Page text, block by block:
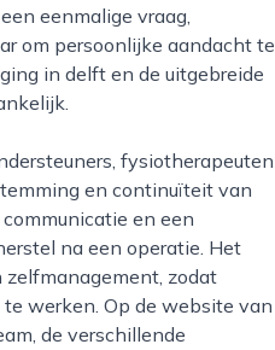
eenmalige vraag,
om persoonlijke aandacht te
in delft en de uitgebreide
en continuïteit van
en een
na een operatie. Het
zodat
werken. Op de website van
de verschillende